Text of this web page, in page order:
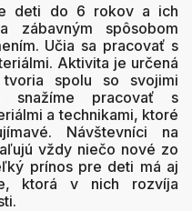
deti do 6 rokov a ich
zábavným spôsobom
Učia sa pracovať s
Aktivita je určená
spolu so svojimi
snažíme pracovať s
a technikami, ktoré
Návštevníci na
vždy niečo nové zo
prínos pre deti má aj
ktorá v nich rozvíja